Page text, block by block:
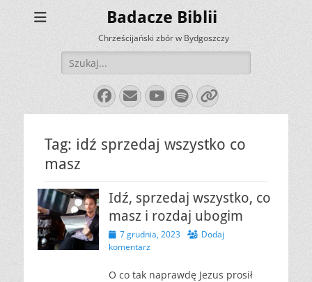
Badacze Biblii
Chrześcijański zbór w Bydgoszczy
Szukaj:
Facebook
E-
mail
YouTube
Spotify
Link
Tag: idź sprzedaj wszystko co
masz
Idź, sprzedaj wszystko, co
masz i rozdaj ubogim
Opublikowano
7 grudnia, 2023
Dodaj
komentarz
O co tak naprawdę Jezus prosił